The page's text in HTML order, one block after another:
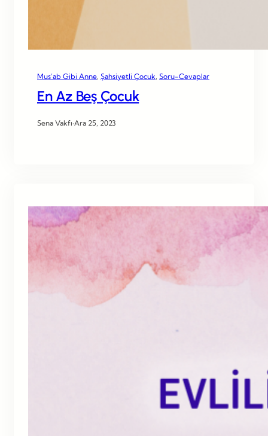
Mus’ab Gibi Anne Şahsiyetli Çocuk Soru-Cevaplar
En Az Beş Çocuk
Sena Vakfı·Ara 25, 2023